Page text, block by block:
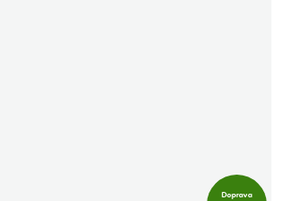
Doprava